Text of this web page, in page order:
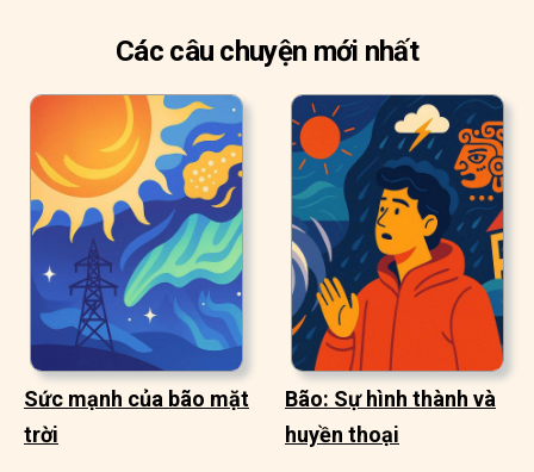
Các câu chuyện mới nhất
Sức mạnh của bão mặt
trời
Bão: Sự hình thành và
huyền thoại